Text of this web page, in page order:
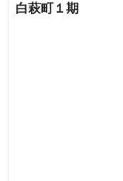
白萩町１期